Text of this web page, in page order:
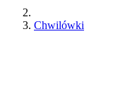
Chwilówki